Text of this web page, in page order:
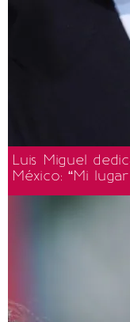
Luis Miguel
México: “Mi